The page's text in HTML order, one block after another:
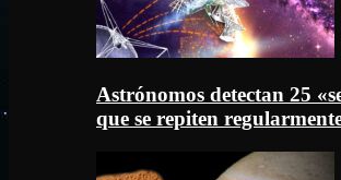
Astrónomos detectan 25
que se repiten